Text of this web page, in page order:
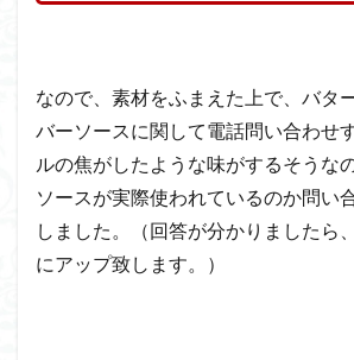
なので、素材をふまえた上で、バタ
バーソースに関して電話問い合わせ
ルの焦がしたような味がするそうな
ソースが実際使われているのか問い
しました。（回答が分かりましたら
にアップ致します。）